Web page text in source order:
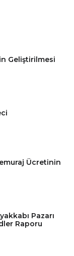
Geliştirilmesi
Ücretinin
Pazarı
Raporu